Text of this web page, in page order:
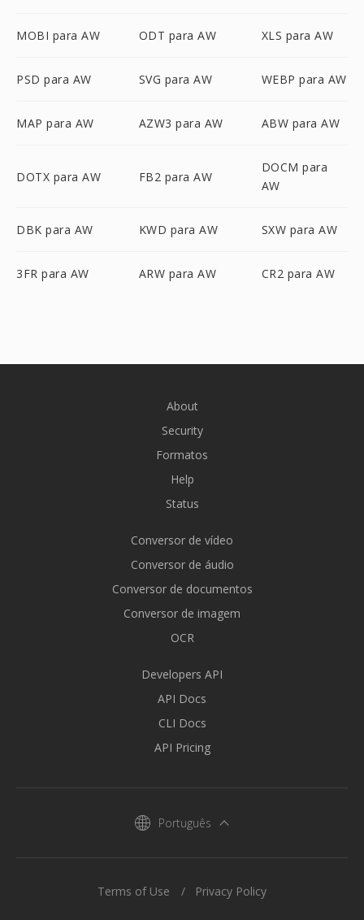
MOBI para AW ODT para AW XLS para AW
PSD para AW SVG para AW WEBP para AW
MAP para AW AZW3 para AW ABW para AW
DOTX para AW FB2 para AW
DOCM para
AW
DBK para AW KWD para AW SXW para AW
3FR para AW ARW para AW CR2 para AW
About
Security
Formatos
Help
Status
Conversor de vídeo
Conversor de áudio
Conversor de documentos
Conversor de imagem
OCR
Developers API
API Docs
CLI Docs
API Pricing
Português
Terms of Use Privacy Policy